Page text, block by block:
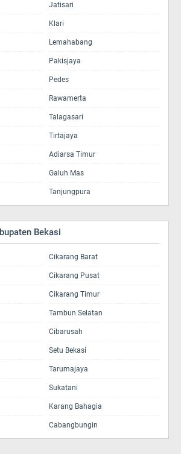
Jatisari
Klari
Lemahabang
Pakisjaya
Pedes
Rawamerta
Talagasari
Tirtajaya
Adiarsa Timur
Galuh Mas
Tanjungpura
Bekasi
Cikarang Barat
Cikarang Pusat
Cikarang Timur
Tambun Selatan
Cibarusah
Setu Bekasi
Tarumajaya
Sukatani
Karang Bahagia
Cabangbungin